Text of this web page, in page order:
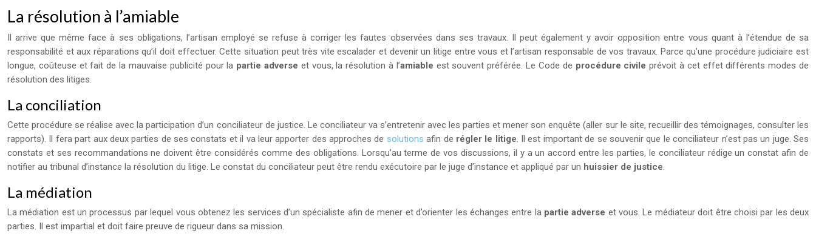
La résolution à l’amiable
Il arrive que même face à ses obligations, l’artisan employé se refuse à corriger les fautes observées dans ses travaux. Il peut également y avoir opposition entre vous quant à l’étendue de sa
responsabilité et aux réparations qu’il doit effectuer. Cette situation peut très vite escalader et devenir un litige entre vous et l’artisan responsable de vos travaux. Parce qu’une procédure judiciaire est
longue, coûteuse et fait de la mauvaise publicité pour la partie adverse et vous, la résolution à l’amiable est souvent préférée. Le Code de procédure civile prévoit à cet effet différents modes de
résolution des litiges.
La conciliation
Cette procédure se réalise avec la participation d’un conciliateur de justice. Le conciliateur va s’entretenir avec les parties et mener son enquête (aller sur le site, recueillir des témoignages, consulter les
rapports). Il fera part aux deux parties de ses constats et il va leur apporter des approches de solutions afin de régler le litige. Il est important de se souvenir que le conciliateur n’est pas un juge. Ses
constats et ses recommandations ne doivent être considérés comme des obligations. Lorsqu’au terme de vos discussions, il y a un accord entre les parties, le conciliateur rédige un constat afin de
notifier au tribunal d’instance la résolution du litige. Le constat du conciliateur peut être rendu exécutoire par le juge d’instance et appliqué par un huissier de justice.
La médiation
La médiation est un processus par lequel vous obtenez les services d’un spécialiste afin de mener et d’orienter les échanges entre la partie adverse et vous. Le médiateur doit être choisi par les deux
parties. Il est impartial et doit faire preuve de rigueur dans sa mission.